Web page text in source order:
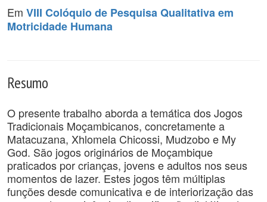
Em VIII Colóquio de Pesquisa Qualitativa em
Motricidade Humana
Resumo
O presente trabalho aborda a temática dos Jogos
Tradicionais Moçambicanos, concretamente a
Matacuzana, Xhlomela Chicossi, Mudzobo e My
God. São jogos originários de Moçambique
praticados por crianças, jovens e adultos nos seus
momentos de lazer. Estes jogos têm múltiplas
funções desde comunicativa e de interiorização das